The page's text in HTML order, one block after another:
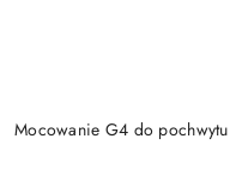
Mocowanie G4 do